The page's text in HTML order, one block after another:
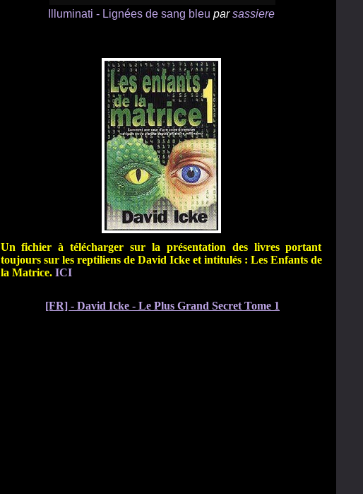
Illuminati - Lignées de sang bleu parsassiere
Un fichier à télécharger sur la présentation des livres portant
toujours sur les reptiliens de David Icke et intitulés : Les Enfants de
la Matrice.ICI
[FR] - David Icke - Le Plus Grand Secret Tome 1